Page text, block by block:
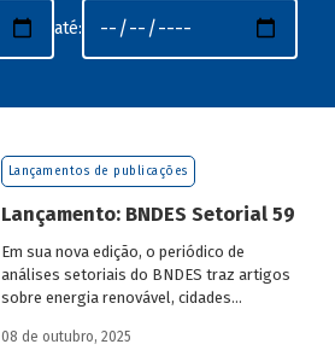
até:
Lançamentos de publicações
Lançamento: BNDES Setorial 59
Em sua nova edição, o periódico de
análises setoriais do BNDES traz artigos
sobre energia renovável, cidades
urbanos (RSU) e exportação.
08 de outubro, 2025